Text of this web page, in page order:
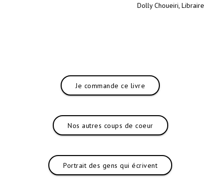
Dolly Choueiri, Libraire
Je commande ce livre
Nos autres coups de coeur
Portrait des gens qui écrivent